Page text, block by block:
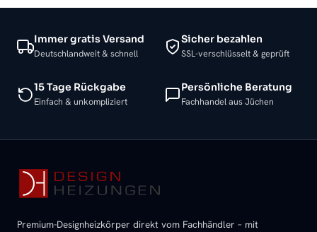
Immer gratis Versand
Deutschlandweit & schnell
Sicher bezahlen
SSL-verschlüsselt & geprüft
15 Tage Rückgabe
Einfach & unkompliziert
Persönliche Beratung
Fachhandel aus Jüchen
Premium-Designheizkörper direkt vom Fachhändler – mit